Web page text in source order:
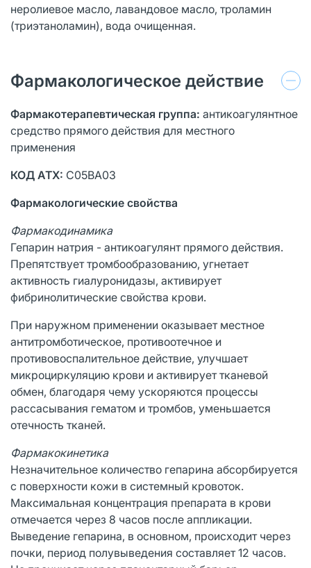
неролиевое масло, лавандовое масло, троламин
(триэтаноламин), вода очищенная.
Фармакологическое действие
Фармакотерапевтическая группа: антикоагулянтное
средство прямого действия для местного
применения
КОД АТХ: С05ВА03
Фармакологические свойства
Фармакодинамика
Гепарин натрия - антикоагулянт прямого действия.
Препятствует тромбообразованию, угнетает
активность гиалуронидазы, активирует
фибринолитические свойства крови.
При наружном применении оказывает местное
антитромботическое, противоотечное и
противовоспалительное действие, улучшает
микроциркуляцию крови и активирует тканевой
обмен, благодаря чему ускоряются процессы
рассасывания гематом и тромбов, уменьшается
отечность тканей.
Фармакокинетика
Незначительное количество гепарина абсорбируется
с поверхности кожи в системный кровоток.
Максимальная концентрация препарата в крови
отмечается через 8 часов после аппликации.
Выведение гепарина, в основном, происходит через
почки, период полувыведения составляет 12 часов.